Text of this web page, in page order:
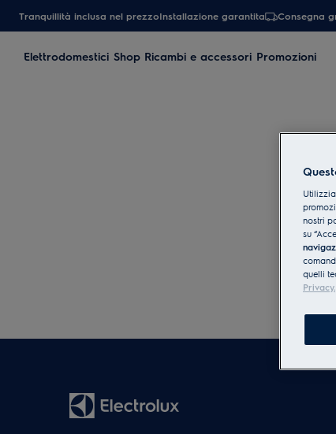
Tranquillità inclusa nel prezzoInstallazione garantita Consegna
Elettrodomestici Shop Ricambi e accessori Promozioni
nostri
su
quelli
Privacy.